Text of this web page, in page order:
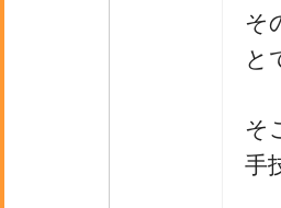
そ
と
そ
手